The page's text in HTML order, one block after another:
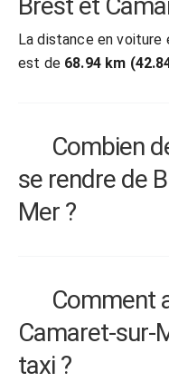
La distance en
est de 68.94 km
Combien
se rendre de
Mer ?
Comment
Camaret-sur-
taxi ?